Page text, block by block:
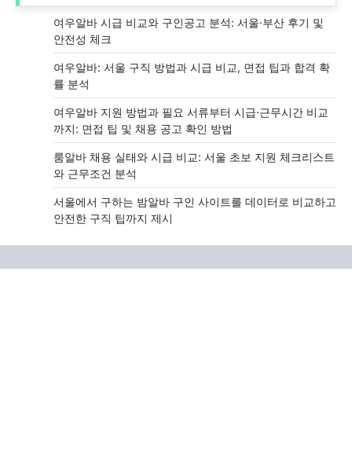
여우알바 시급 비교와 구인공고 분석: 서울·부산 후기 및
안전성 체크
여우알바: 서울 구직 방법과 시급 비교, 면접 팁과 합격 확
률 분석
여우알바 지원 방법과 필요 서류부터 시급·근무시간 비교
까지: 면접 팁 및 채용 공고 확인 방법
룸알바 채용 실태와 시급 비교: 서울 초보 지원 체크리스트
와 근무조건 분석
서울에서 구하는 밤알바 구인 사이트를 데이터로 비교하고
안전한 구직 팁까지 제시